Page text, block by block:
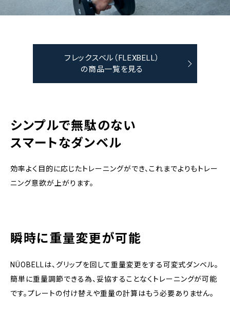
フレックスベル（FLEXBELL）
の商品一覧を見る
シンプルで無駄のない
スマートなダンベル
効率よく目的に応じたトレーニングができ、これまでよりもトレー
ニング意欲が上がります。
瞬時に重量変更が可能
NÜOBELLは、グリップを回して重量変更をする可変式ダンベル。
簡単に重量調節できる為、妥協することなくトレーニングが可能
です。プレートの付け替えや重量の計算はもう必要ありません。